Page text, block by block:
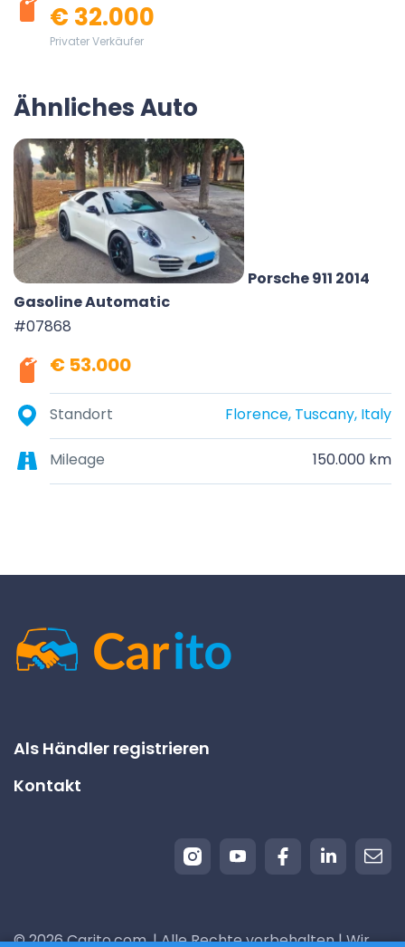
€ 32.000
Privater Verkäufer
Ähnliches Auto
Porsche 911 2014
Gasoline Automatic
#07868
€ 53.000
Standort Florence, Tuscany, Italy
Mileage 150.000 km
Als Händler registrieren
Kontakt
© 2026 Carito.com. | Alle Rechte vorbehalten | Wir